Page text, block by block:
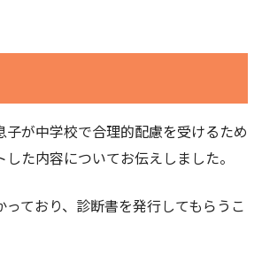
子が中学校で合理的配慮を受けるため
た内容についてお伝えしました。
ており、診断書を発行してもらうこ